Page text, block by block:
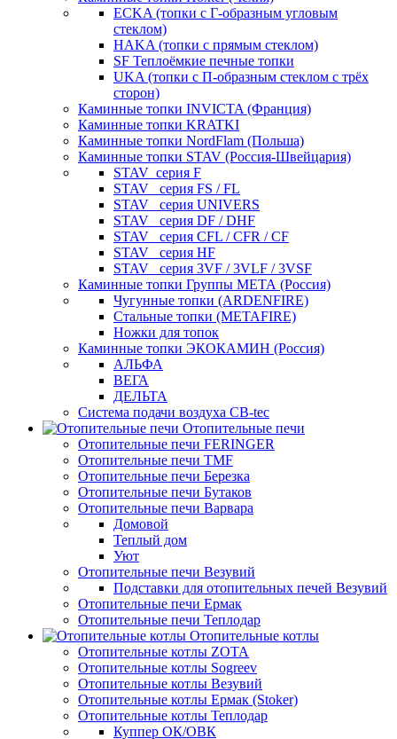
ECKA (топки с Г-образным угловым
стеклом)
HAKA (топки с прямым стеклом)
SF Теплоёмкие печные топки
UKA (топки с П-образным стеклом с трёх
сторон)
Каминные топки INVICTA (Франция)
Каминные топки KRATKI
Каминные топки NordFlam (Польша)
Каминные топки STAV (Россия-Швейцария)
STAV_серия F
STAV_ серия FS / FL
STAV_ серия UNIVERS
STAV_ серия DF / DHF
STAV_ серия CFL / CFR / CF
STAV_ серия HF
STAV_ серия 3VF / 3VLF / 3VSF
Каминные топки Группы МЕТА (Россия)
Чугунные топки (ARDENFIRE)
Стальные топки (METAFIRE)
Ножки для топок
Каминные топки ЭКОКАМИН (Россия)
АЛЬФА
ВЕГА
ДЕЛЬТА
Система подачи воздуха CB-tec
Отопительные печи
Отопительные печи FERINGER
Отопительные печи TMF
Отопительные печи Березка
Отопительные печи Бутаков
Отопительные печи Варвара
Домовой
Теплый дом
Уют
Отопительные печи Везувий
Подставки для отопительных печей Везувий
Отопительные печи Ермак
Отопительные печи Теплодар
Отопительные котлы
Отопительные котлы ZOTA
Отопительные котлы Sogreev
Отопительные котлы Везувий
Отопительные котлы Ермак (Stoker)
Отопительные котлы Теплодар
Куппер ОК/ОВК